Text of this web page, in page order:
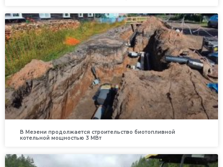
В Мезени продолжается строительство биотопливной
котельной мощностью 3 МВт